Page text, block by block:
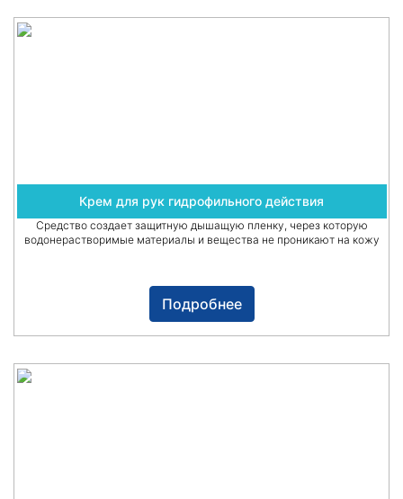
Крем для рук гидрофильного действия
Средство создает защитную дышащую пленку, через которую
водонерастворимые материалы и вещества не проникают на кожу
Подробнее